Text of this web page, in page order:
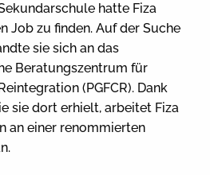
hatte Fiza
Job zu finden. Auf der Suche
sie sich an das
Beratungszentrum für
(PGFCR). Dank
sie dort erhielt, arbeitet Fiza
an einer renommierten